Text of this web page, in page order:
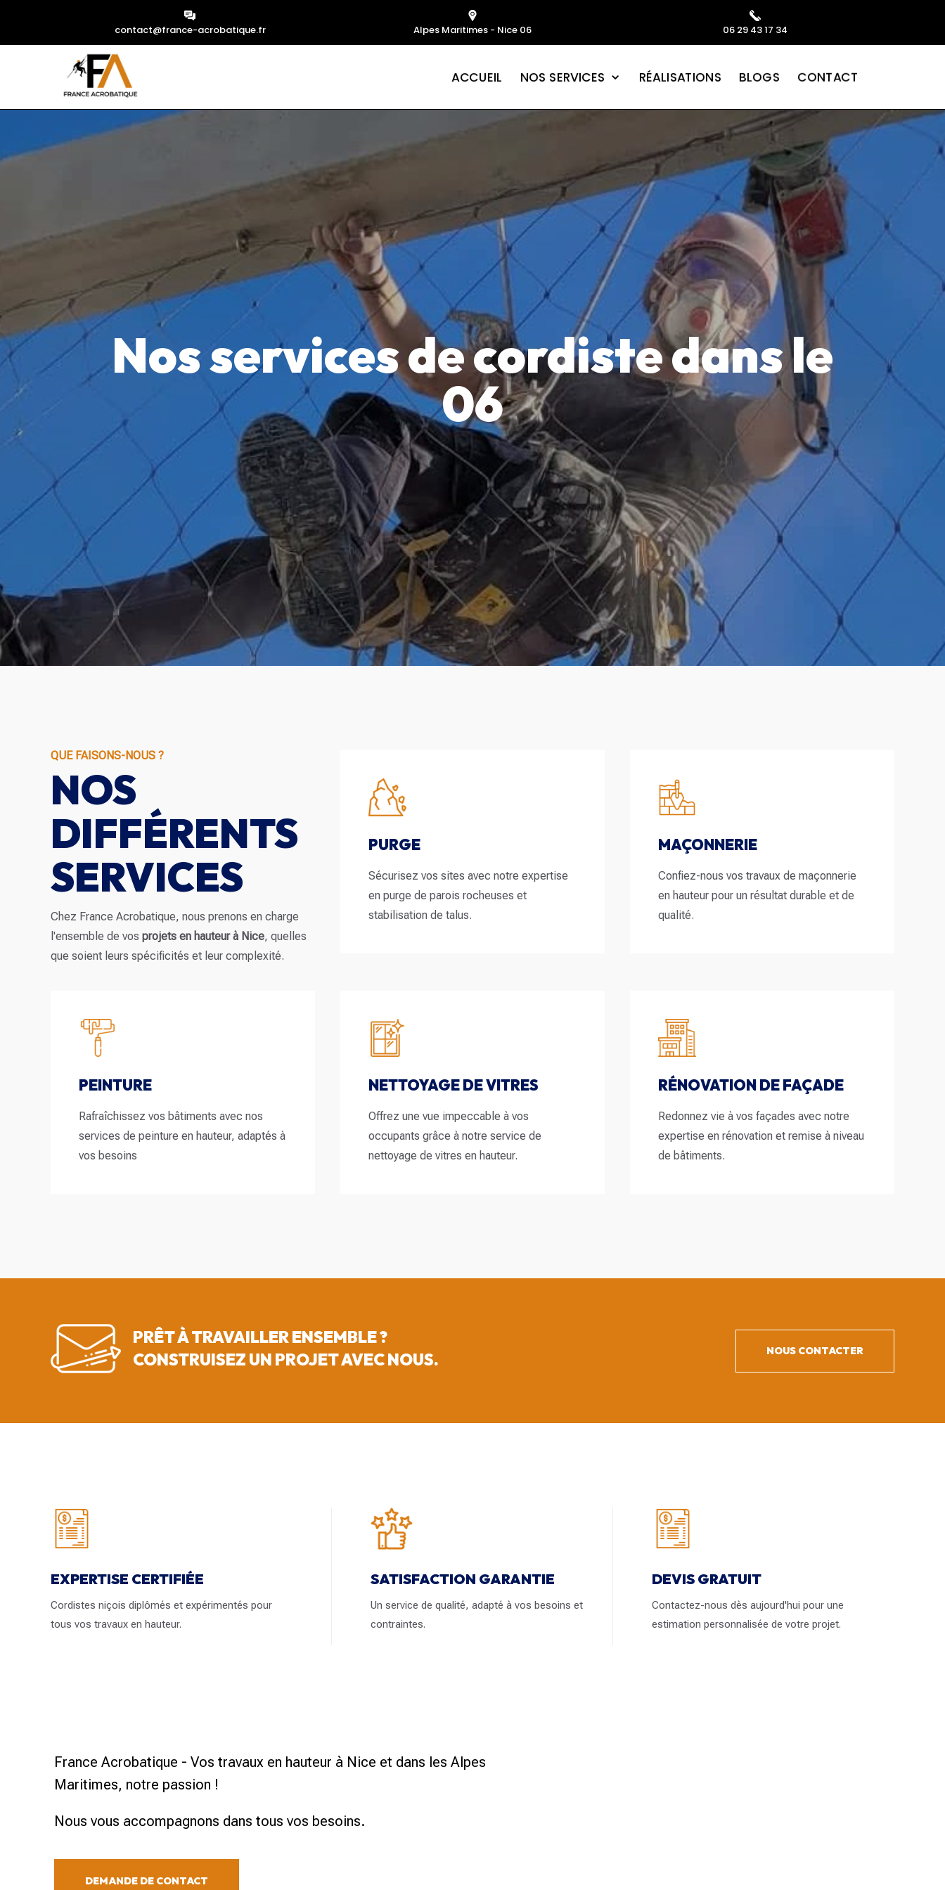
contact@france-acrobatique.fr Alpes Maritimes - Nice 06 06 29 43 17 34
ACCUEIL NOS SERVICES RÉALISATIONS BLOGS CONTACT
Nos services de cordiste dans le
06
QUE FAISONS-NOUS ?
NOS
DIFFÉRENTS
SERVICES
Chez France Acrobatique, nous prenons en charge
l'ensemble de vos projets en hauteur à Nice, quelles
que soient leurs spécificités et leur complexité.
PURGE
Sécurisez vos sites avec notre expertise
en purge de parois rocheuses et
stabilisation de talus.
MAÇONNERIE
Confiez-nous vos travaux de maçonnerie
en hauteur pour un résultat durable et de
qualité.
PEINTURE
Rafraîchissez vos bâtiments avec nos
services de peinture en hauteur, adaptés à
vos besoins
NETTOYAGE DE VITRES
Offrez une vue impeccable à vos
occupants grâce à notre service de
nettoyage de vitres en hauteur.
RÉNOVATIONDE FAÇADE
Redonnez vie à vos façades avec notre
expertise en rénovation et remise à niveau
de bâtiments.
PRÊT À TRAVAILLER ENSEMBLE ?
CONSTRUISEZ UN PROJET AVEC NOUS.
NOUS CONTACTER
EXPERTISE CERTIFIÉE
Cordistes niçois diplômés et expérimentés pour
tous vos travaux en hauteur.
SATISFACTION GARANTIE
Un service de qualité, adapté à vos besoins et
contraintes.
DEVIS GRATUIT
Contactez-nous dès aujourd'hui pour une
estimation personnalisée de votre projet.
France Acrobatique - Vos travaux en hauteur à Nice et dans les Alpes
Maritimes, notre passion !
Nous vous accompagnons dans tous vos besoins.
DEMANDE DE CONTACT